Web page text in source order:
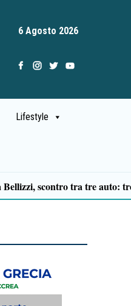
6 Agosto 2026
Lifestyle